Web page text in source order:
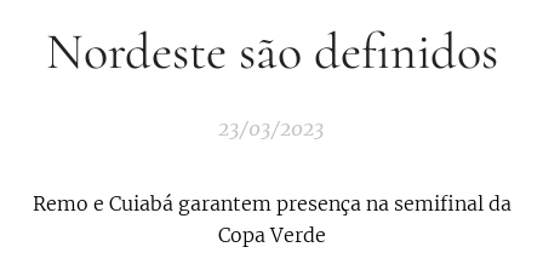
Nordeste são definidos
23/03/2023
Remo e Cuiabá garantem presença na semifinal da
Copa Verde